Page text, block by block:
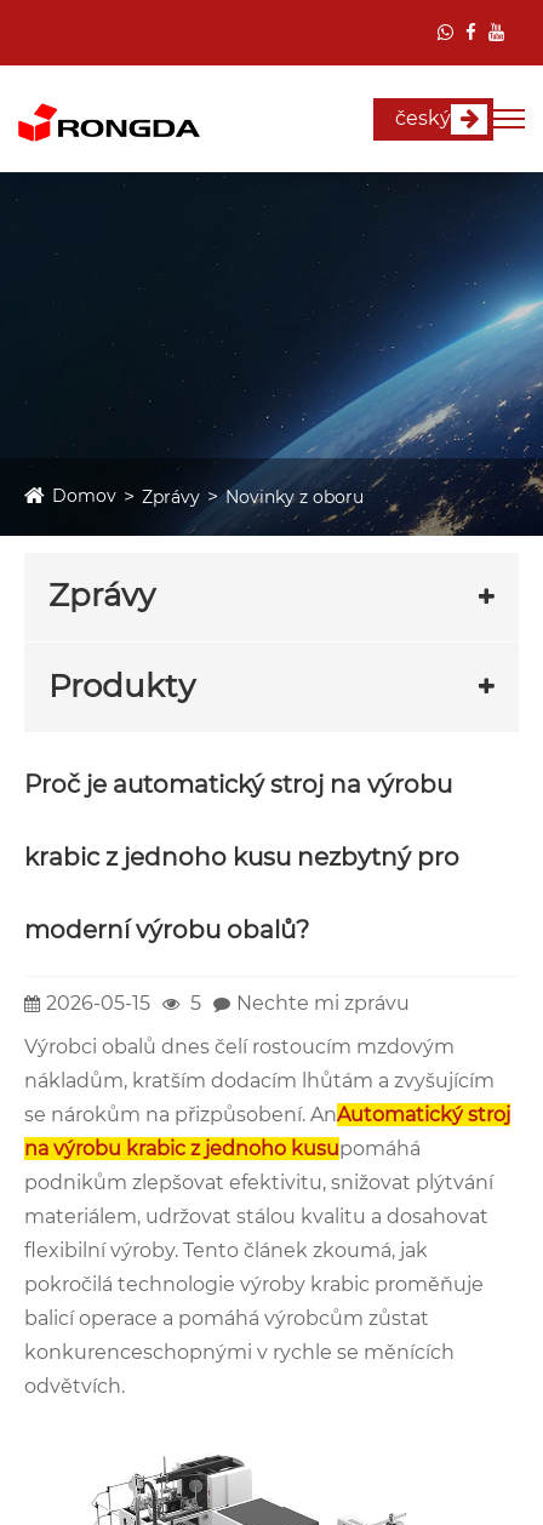
český
Domov Zprávy Novinky z oboru
Zprávy
Produkty
Proč je automatický stroj na výrobu
krabic z jednoho kusu nezbytný pro
moderní výrobu obalů?
2026-05-15 5
Nechte mi zprávu
Výrobci obalů dnes čelí rostoucím mzdovým
nákladům, kratším dodacím lhůtám a zvyšujícím
se nárokům na přizpůsobení. AnAutomatický stroj
na výrobu krabic z jednoho kusupomáhá
podnikům zlepšovat efektivitu, snižovat plýtvání
materiálem, udržovat stálou kvalitu a dosahovat
flexibilní výroby. Tento článek zkoumá, jak
pokročilá technologie výroby krabic proměňuje
balicí operace a pomáhá výrobcům zůstat
konkurenceschopnými v rychle se měnících
odvětvích.